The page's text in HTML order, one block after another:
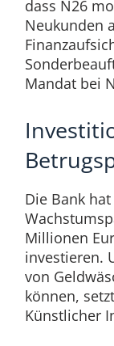
dass N26
Neukunden
Mandat bei
Die Bank
Millionen
investieren.
von
können,
Künstlicher‬‭